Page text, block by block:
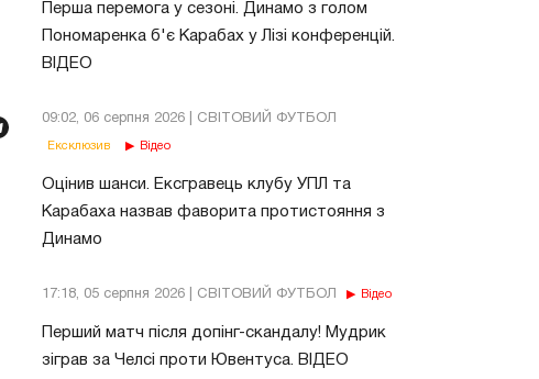
Перша перемога у сезоні. Динамо з голом
Пономаренка б'є Карабах у Лізі конференцій.
ВІДЕО
09:02, 06 серпня 2026 | СВІТОВИЙ ФУТБОЛ
Ексклюзив Відео
Оцінив шанси. Ексгравець клубу УПЛ та
Карабаха назвав фаворита протистояння з
Динамо
17:18, 05 серпня 2026 | СВІТОВИЙ ФУТБОЛ Відео
Перший матч після допінг-скандалу! Мудрик
зіграв за Челсі проти Ювентуса. ВІДЕО